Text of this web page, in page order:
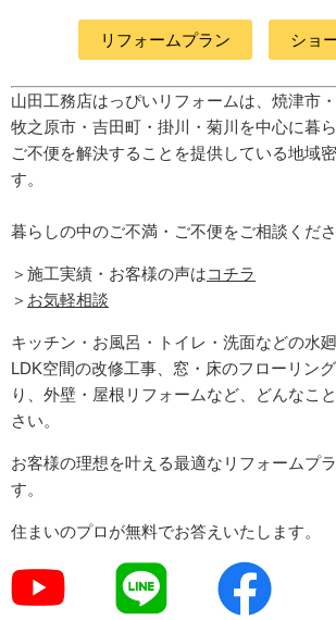
リフォームプラン ショ
山田工務店はっぴいリフォームは、焼津市
牧之原市・吉田町 ・掛川・菊川 を中心に暮
ご不便を解決することを提供している地域
す。
暮らしの中のご不満・ご不便をご相談くださ
＞施工実績・お客様の声はコチラ
＞ お気軽相談
キッチン・お風呂・トイレ・洗面などの水
LDK空間の改修工事、窓・床のフローリン
り、外壁・屋根リフォームなど、どんなこ
さい。
お客様の理想を叶える最適なリフォームプ
す。
住まいのプロが無料でお答えいたします。